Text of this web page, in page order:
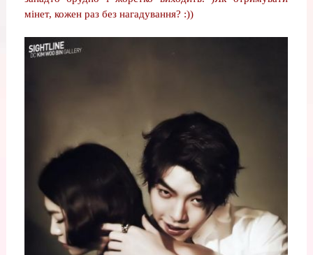
мінет, кожен раз без нагадування? :))